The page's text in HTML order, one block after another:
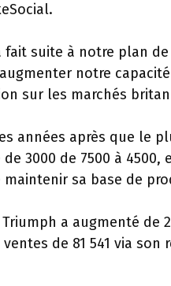
fait suite à notre plan
notre
sur les marchés
années après que le
3000 de 7500 à
sa base de
a augmenté de
de 81 541 via